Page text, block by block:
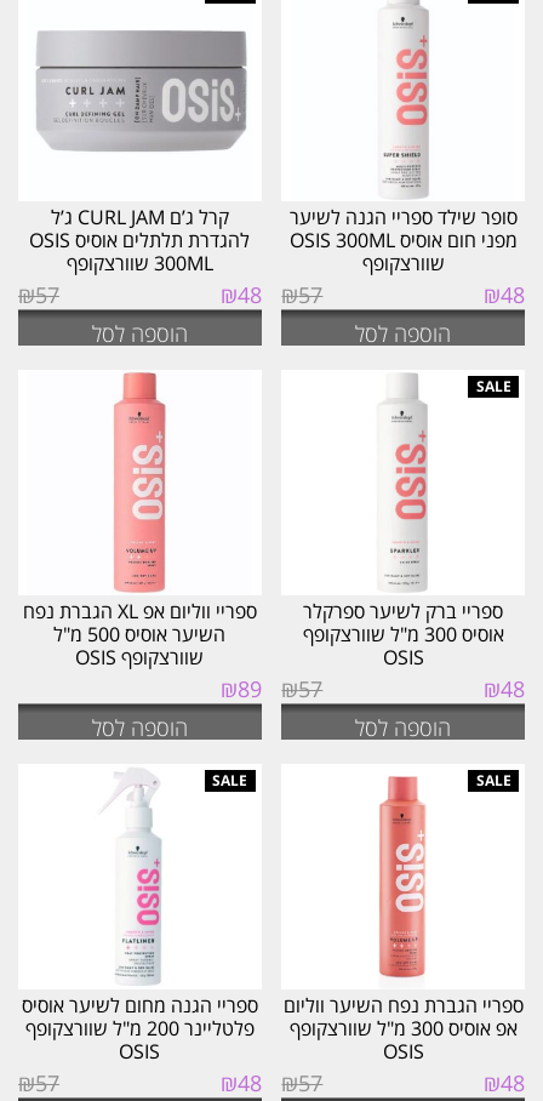
סופר שילד ספריי הגנה לשיער
מפני חום אוסיס OSIS 300ML
שוורצקופף
₪57
המחיר
המקורי
₪48
הנוכחי
הוספה לסל
קרל ג’ם CURL JAM ג’ל
להגדרת תלתלים אוסיס OSIS
300ML שוורצקופף
₪57
המחיר
המקורי
₪48
הנוכחי
הוספה לסל
ספריי ברק לשיער ספרקלר
אוסיס 300 מ"ל שוורצקופף
OSIS
₪57
המחיר
המקורי
₪48
הנוכחי
הוספה לסל
ספריי ווליום אפ XL הגברת נפח
השיער אוסיס 500 מ"ל
שוורצקופף OSIS
₪89
הוספה לסל
ספריי הגברת נפח השיער ווליום
אפ אוסיס 300 מ"ל שוורצקופף
OSIS
₪57
המחיר
₪48
ספריי הגנה מחום לשיער אוסיס
פלטליינר 200 מ"ל שוורצקופף
OSIS
₪57
המחיר
₪48